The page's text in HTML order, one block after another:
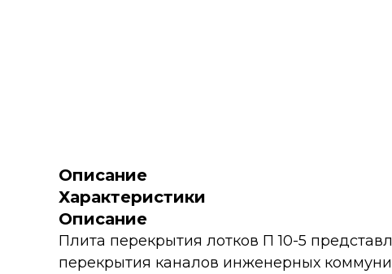
Описание
Характеристики
Описание
Плита перекрытия лотков П 10-5
перекрытия каналов инженерных